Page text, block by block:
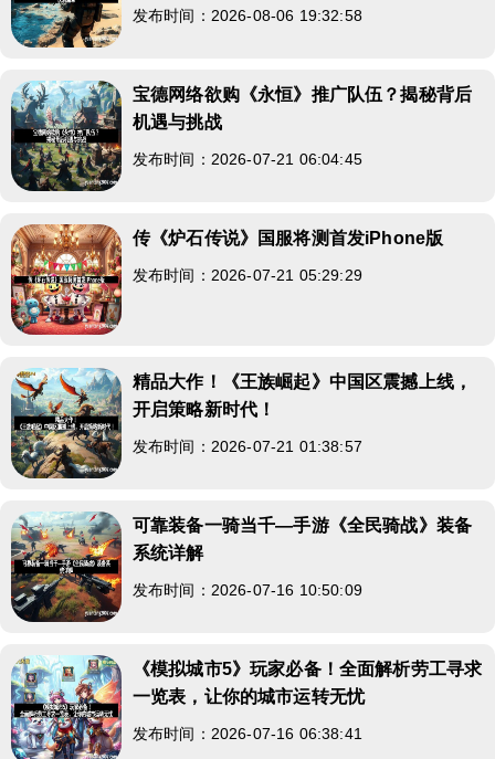
发布时间：2026-08-06 19:32:58
宝德网络欲购《永恒》推广队伍？揭秘背后
机遇与挑战
发布时间：2026-07-21 06:04:45
传《炉石传说》国服将测首发iPhone版
发布时间：2026-07-21 05:29:29
精品大作！《王族崛起》中国区震撼上线，
开启策略新时代！
发布时间：2026-07-21 01:38:57
可靠装备一骑当千—手游《全民骑战》装备
系统详解
发布时间：2026-07-16 10:50:09
《模拟城市5》玩家必备！全面解析劳工寻求
一览表，让你的城市运转无忧
发布时间：2026-07-16 06:38:41